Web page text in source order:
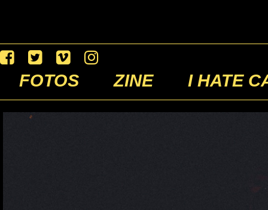
FOTOS ZINE I HATE